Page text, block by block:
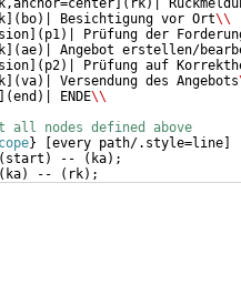
( rk)
|
( bo) | Besichtigung vor Ort\\
( p1)
| Prüfung der
(ae)
| Angebot erstellen/
( p2)
| Prüfung auf
(va) | Versendung des Angebots
(end ) | ENDE\\
all nodes defined above
} every path/.style=line
( start ) -- ( ka) ;
( ka) -- ( rk) ;